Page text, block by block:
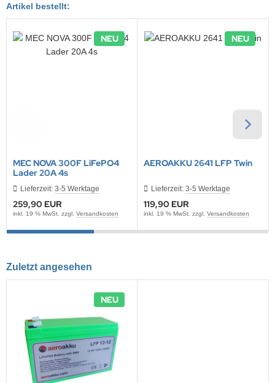
Artikel bestellt:
NEU
MEC NOVA 300F LiFePO4
Lader 20A 4s
Lieferzeit: 3-5 Werktage
259,90 EUR
inkl. 19 % MwSt. zzgl. Versandkosten
NEU
AEROAKKU 2641 LFP Twin
Lieferzeit: 3-5 Werktage
119,90 EUR
inkl. 19 % MwSt. zzgl. Versandkosten
Zuletzt angesehen
NEU